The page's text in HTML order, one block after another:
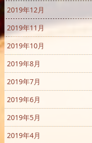
2019年12月
2019年11月
2019年10月
2019年8月
2019年7月
2019年6月
2019年5月
2019年4月